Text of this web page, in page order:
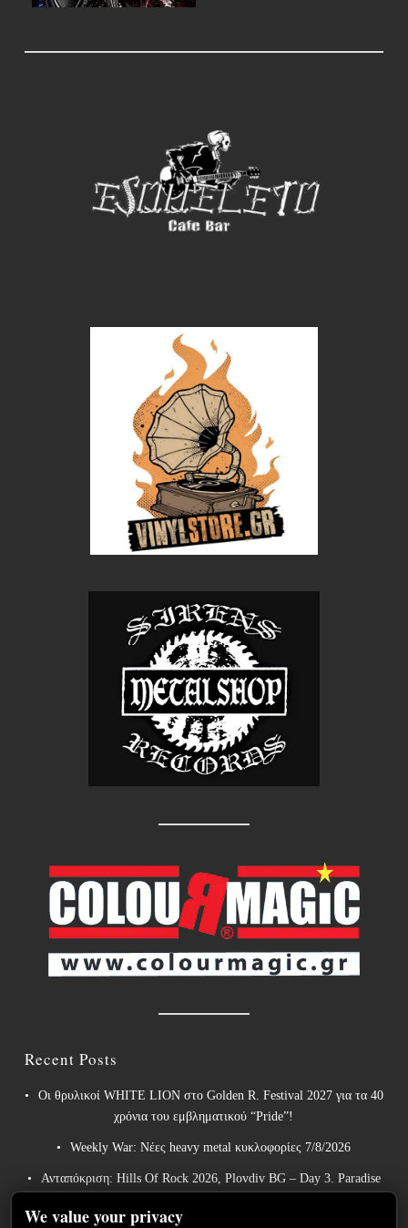
Recent Posts
Οι θρυλικοί WHITE LION στο Golden R. Festival 2027 για τα 40
χρόνια του εμβληματικού “Pride”!
Weekly War: Νέες heavy metal κυκλοφορίες 7/8/2026
Ανταπόκριση: Hills Of Rock 2026, Plovdiv BG – Day 3. Paradise
Πλόβντιβ
We value your privacy